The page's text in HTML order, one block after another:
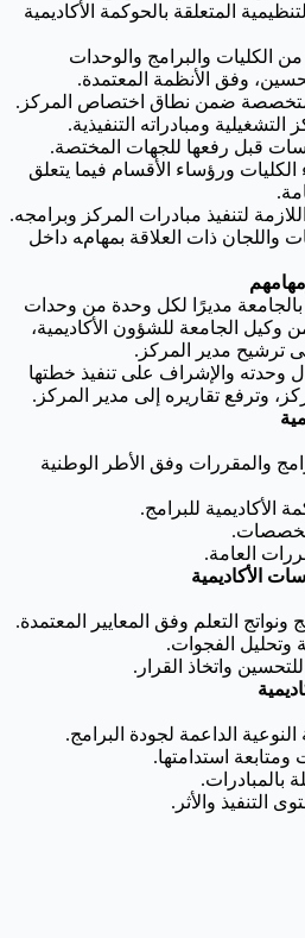
المتعلقة بالحوكمة الأكاديمية
الكليات والبرامج والوحدات
وفق الأنظمة المعتمدة.
ورؤساء الأقسام فيما يتعلق
واللجان ذات العلاقة بمهامه داخل
مديرًا لكل وحدة من وحدات
وكيل الجامعة للشؤون الأكاديمية،
ترشيح مدير المركز.
وحدته والإشراف على تنفيذ خطتها
وترفع تقاريره إلى مدير المركز.
والمقررات وفق الأطر الوطنية
الأكاديمية